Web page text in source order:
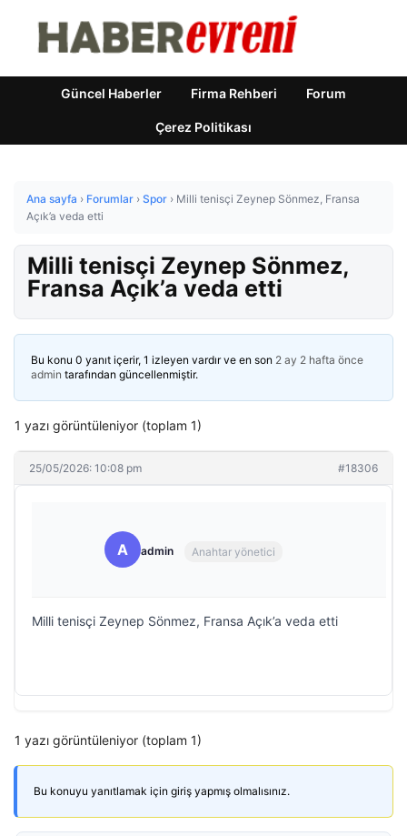
Güncel Haberler Firma Rehberi Forum
Çerez Politikası
Ana sayfa › Forumlar › Spor › Milli tenisçi Zeynep Sönmez, Fransa
Açık’a veda etti
Milli tenisçi Zeynep Sönmez,
Fransa Açık’a veda etti
Bu konu 0 yanıt içerir, 1 izleyen vardır ve en son 2 ay 2 hafta önce
admin tarafından güncellenmiştir.
1 yazı görüntüleniyor (toplam 1)
25/05/2026: 10:08 pm #18306
A admin Anahtar yönetici
Milli tenisçi Zeynep Sönmez, Fransa Açık’a veda etti
1 yazı görüntüleniyor (toplam 1)
Bu konuyu yanıtlamak için giriş yapmış olmalısınız.